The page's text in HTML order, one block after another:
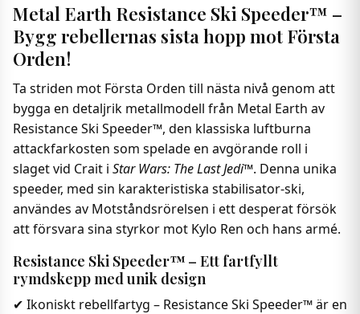
Metal Earth Resistance Ski Speeder™ –
Bygg rebellernas sista hopp mot Första
Orden!
Ta striden mot Första Orden till nästa nivå genom att
bygga en detaljrik metallmodell från Metal Earth av
Resistance Ski Speeder™, den klassiska luftburna
attackfarkosten som spelade en avgörande roll i
slaget vid Crait i Star Wars: The Last Jedi™. Denna unika
speeder, med sin karakteristiska stabilisator-ski,
användes av Motståndsrörelsen i ett desperat försök
att försvara sina styrkor mot Kylo Ren och hans armé.
Resistance Ski Speeder™ – Ett fartfyllt
rymdskepp med unik design
✔ Ikoniskt rebellfartyg – Resistance Ski Speeder™ är en